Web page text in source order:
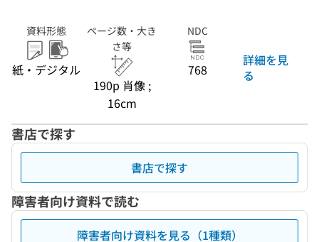
資料形態
紙・デジタル
ページ数・大き
さ等
190p 肖像 ;
16cm
NDC
768
詳細を見
る
書店で探す
書店で探す
障害者向け資料で読む
障害者向け資料を見る（1種類）